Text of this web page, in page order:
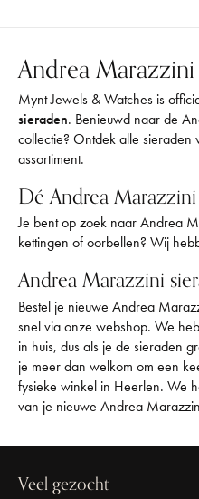
Andrea Marazzini
Mynt Jewels & Watches is
sieraden. Benieuwd naar de
collectie? Ontdek alle sieraden
assortiment.
Dé Andrea
Je bent op zoek naar Andrea
kettingen of oorbellen? Wij
Andrea Marazzini
Bestel je nieuwe Andrea
snel via onze webshop. We
in huis, dus als je de sieraden
je meer dan welkom om een
fysieke winkel in Heerlen. We
van je nieuwe Andrea
Veel gezocht